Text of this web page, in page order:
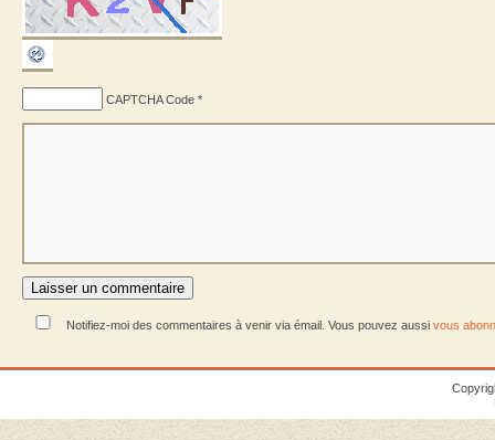
CAPTCHA Code *
Notifiez-moi des commentaires à venir via émail. Vous pouvez aussi vous